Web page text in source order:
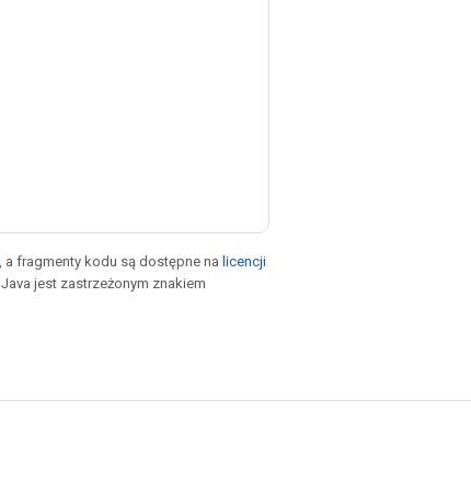
, a fragmenty kodu są dostępne na licencji
. Java jest zastrzeżonym znakiem